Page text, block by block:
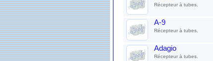
Récepteur à tubes.
A-9
Récepteur à tubes.
Adagio
Récepteur à tubes.